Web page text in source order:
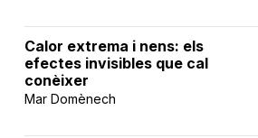
Calor extrema i nens: els
efectes invisibles que cal
conèixer
Mar Domènech